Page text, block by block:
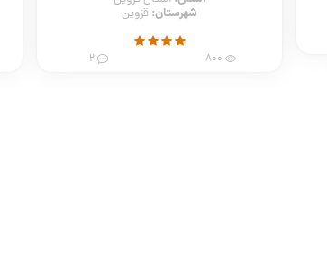
شهرستان: قزوین
2